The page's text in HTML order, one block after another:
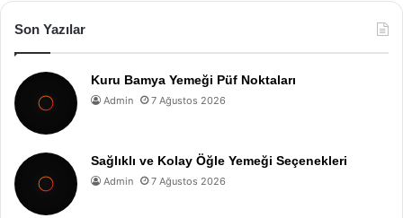
Son Yazılar
Kuru Bamya Yemeği Püf Noktaları
Admin 7 Ağustos 2026
Sağlıklı ve Kolay Öğle Yemeği Seçenekleri
Admin 7 Ağustos 2026